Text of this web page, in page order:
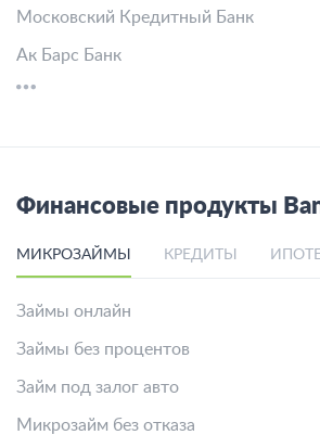
Московский Кредитный Банк
Ак Барс Банк
Финансовые продукты
МИКРОЗАЙМЫ КРЕДИТЫ
Займы онлайн
Займы без процентов
Займ под залог авто
Микрозайм без отказа